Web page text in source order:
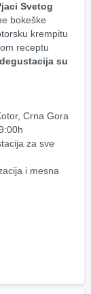
Svetog
bokeške
krempitu
receptu
su
Crna Gora
za sve
i mesna